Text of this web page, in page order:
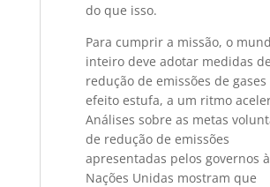
do que isso.
Para cumprir a missão, o
inteiro deve adotar medidas de
redução de emissões de gases
efeito estufa, a um ritmo
Análises sobre as metas
de redução de emissões
apresentadas pelos governos
Nações Unidas mostram que